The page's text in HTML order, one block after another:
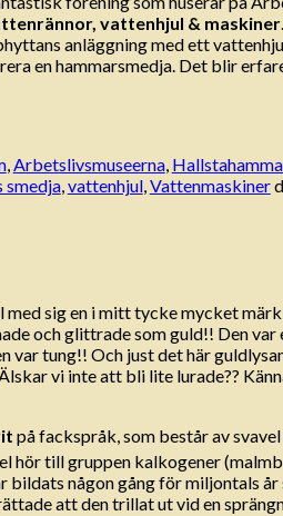
vattenhjul & maskiner
anläggning med ett
en hammarsmedja. Det blir
,Arbetslivsmuseerna,
smedja,vattenhjul,Vattenmaskiner
sig en i mitt tycke mycket
och glittrade som guld!! Den
var tung!! Och just det här
vi inte att bli lite lurade??
på fackspråk, som består av svavel
hör till gruppen kalkogener
bildats någon gång för miljontals
att den trillat ut vid en